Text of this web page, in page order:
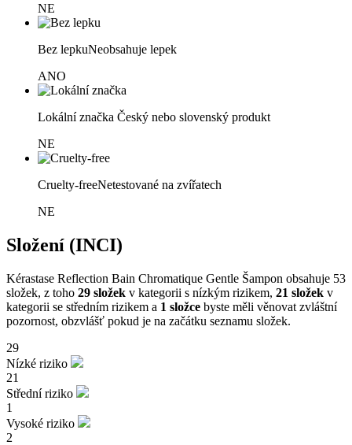
NE
Bez lepkuNeobsahuje lepek
ANO
Lokální značka Český nebo slovenský produkt
NE
Cruelty-freeNetestované na zvířatech
NE
Složení (INCI)
Kérastase Reflection Bain Chromatique Gentle Šampon obsahuje 53
složek, z toho 29 složek v kategorii s nízkým rizikem, 21 složek v
kategorii se středním rizikem a 1 složce byste měli věnovat zvláštní
pozornost, obzvlášť pokud je na začátku seznamu složek.
29
Nízké riziko
21
Střední riziko
1
Vysoké riziko
2